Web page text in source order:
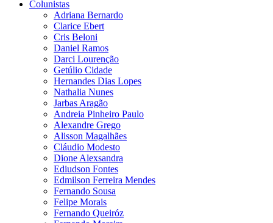
Colunistas
Adriana Bernardo
Clarice Ebert
Cris Beloni
Daniel Ramos
Darci Lourenção
Getúlio Cidade
Hernandes Dias Lopes
Nathalia Nunes
Jarbas Aragão
Andreia Pinheiro Paulo
Alexandre Grego
Alisson Magalhães
Cláudio Modesto
Dione Alexsandra
Ediudson Fontes
Edmilson Ferreira Mendes
Fernando Sousa
Felipe Morais
Fernando Queiróz